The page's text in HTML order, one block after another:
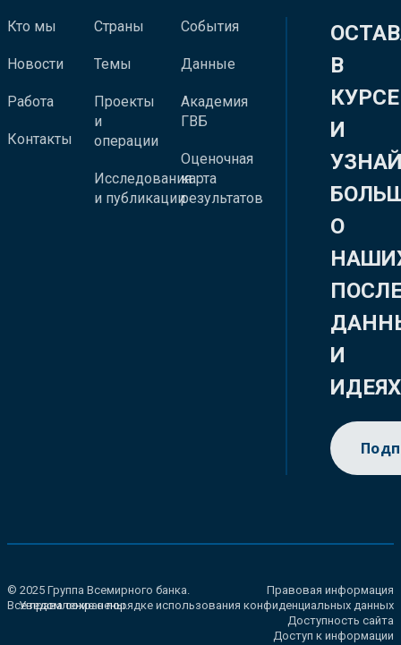
Кто мы
Новости
Работа
Контакты
Страны
Темы
Проекты
и
операции
Исследования
и публикации
События
Данные
Академия
ГВБ
Оценочная
карта
результатов
В
КУРСЕ
И
О
И
ИДЕЯХ
© 2025 Группа Всемирного банка.
Все права сохранены.
Правовая информация
Уведомление о порядке использования конфиденциальных данных
Доступность сайта
Доступ к информации